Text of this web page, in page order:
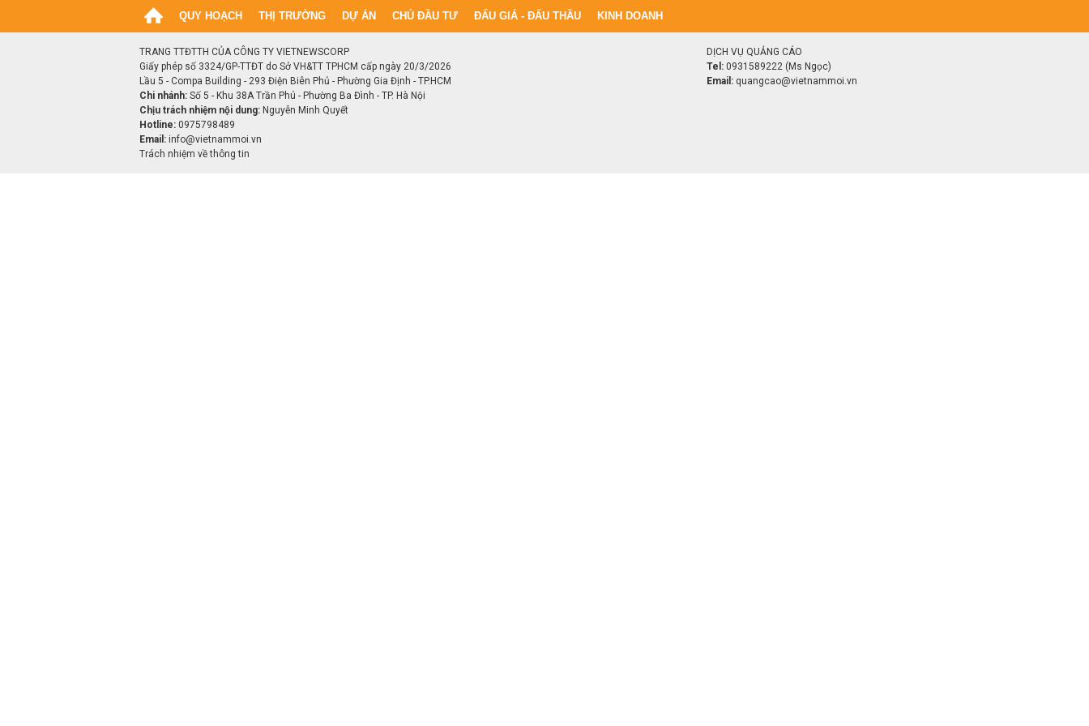
QUY HOẠCH THỊ TRƯỜNG DỰ ÁN CHỦ ĐẦU TƯ ĐẤU GIÁ - ĐẤU THẦU KINH DOANH
TRANG TTĐTTH CỦA CÔNG TY VIETNEWSCORP
Giấy phép số 3324/GP-TTĐT do Sở VH&TT TPHCM cấp ngày 20/3/2026
Lầu 5 - Compa Building - 293 Điện Biên Phủ - Phường Gia Định - TP.HCM
Chi nhánh: Số 5 - Khu 38A Trần Phú - Phường Ba Đình - TP. Hà Nội
Chịu trách nhiệm nội dung: Nguyễn Minh Quyết
Hotline: 0975798489
Email: info@vietnammoi.vn
Trách nhiệm về thông tin
DỊCH VỤ QUẢNG CÁO
Tel: 0931589222 (Ms Ngọc)
Email: quangcao@vietnammoi.vn